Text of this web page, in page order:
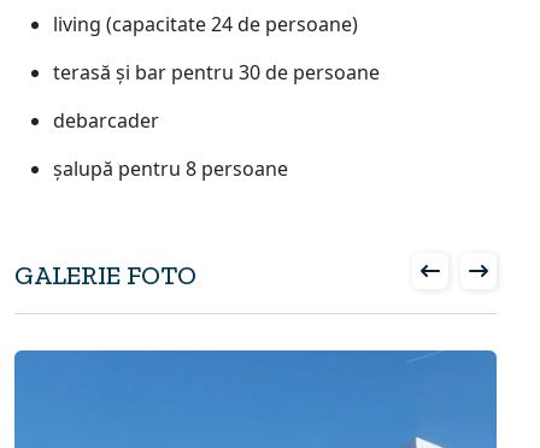
living (capacitate 24 de persoane)
terasă și bar pentru 30 de persoane
debarcader
șalupă pentru 8 persoane
GALERIE FOTO